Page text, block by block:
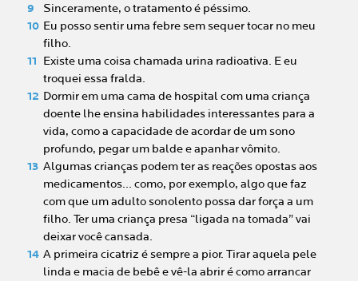
Sinceramente, o tratamento é péssimo.
Eu posso sentir uma febre sem sequer tocar no meu
filho.
Existe uma coisa chamada urina radioativa. E eu
troquei essa fralda.
Dormir em uma cama de hospital com uma criança
doente lhe ensina habilidades interessantes para a
vida, como a capacidade de acordar de um sono
profundo, pegar um balde e apanhar vômito.
Algumas crianças podem ter as reações opostas aos
medicamentos... como, por exemplo, algo que faz
com que um adulto sonolento possa dar força a um
filho. Ter uma criança presa “ligada na tomada” vai
deixar você cansada.
A primeira cicatriz é sempre a pior. Tirar aquela pele
linda e macia de bebê e vê-la abrir é como arrancar